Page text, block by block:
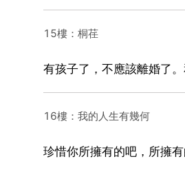
15樓：桐荏
有孩子了，不應該離婚了
16樓：我的人生有幾何
珍惜你所擁有的吧，所擁